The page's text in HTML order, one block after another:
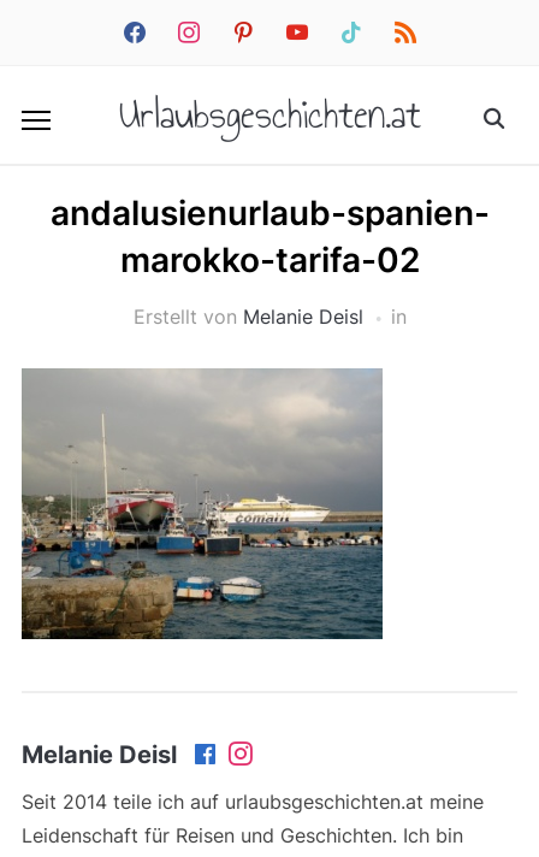
facebookinstagrampinterestyoutube tiktok rss
Urlaubsgeschichten.at
andalusienurlaub-spanien-
marokko-tarifa-02
Erstellt von Melanie Deisl in
Melanie Deisl
Seit 2014 teile ich auf urlaubsgeschichten.at meine
Leidenschaft für Reisen und Geschichten. Ich bin